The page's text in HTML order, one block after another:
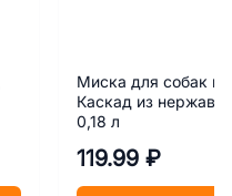
Миска для собак и
Каскад из
0,18 л
119.99 ₽